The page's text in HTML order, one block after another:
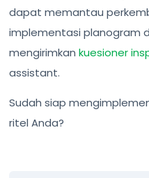
dapat memantau
implementasi planogram
mengirimkankuesioner
assistant.
Sudah siap
ritel Anda?